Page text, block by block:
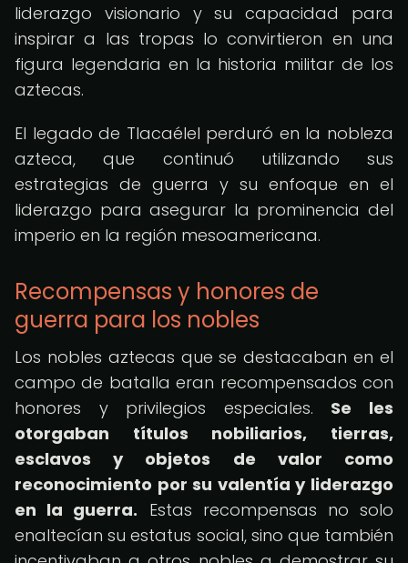
liderazgo visionario y su capacidad para
inspirar a las tropas lo convirtieron en una
figura legendaria en la historia militar de los
aztecas.
El legado de Tlacaélel perduró en la nobleza
azteca, que continuó utilizando sus
estrategias de guerra y su enfoque en el
liderazgo para asegurar la prominencia del
imperio en la región mesoamericana.
Recompensas y honores de
guerra para los nobles
Los nobles aztecas que se destacaban en el
campo de batalla eran recompensados ​​con
honores y privilegios especiales. Se les
otorgaban títulos nobiliarios, tierras,
esclavos y objetos de valor como
reconocimiento por su valentía y liderazgo
en la guerra. Estas recompensas no solo
enaltecían su estatus social, sino que también